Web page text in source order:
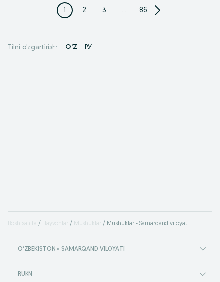
1 2 3 ... 86
Tilni o'zgartirish: O'Z РУ
Bosh sahifa Hayvonlar Mushuklar Mushuklar - Samarqand viloyati
OʻZBEKISTON » SAMARQAND VILOYATI
RUKN